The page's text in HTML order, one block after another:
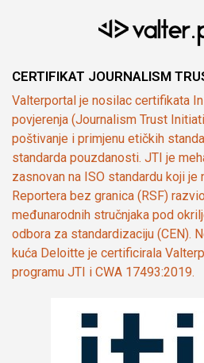
CERTIFIKAT JOURNALISM
Valterportal je nosilac certifikata
povjerenja (Journalism Trust
poštivanje i primjenu etičkih
standarda pouzdanosti. JTI je
zasnovan na ISO standardu koji je
Reportera bez granica (RSF)
međunarodnih stručnjaka pod
odbora za standardizaciju (CEN).
kuća Deloitte je certificirala
programu JTI i CWA 17493:2019.